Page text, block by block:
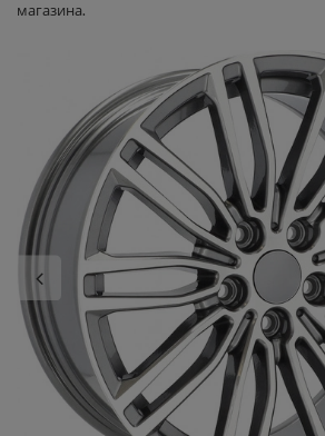
магазина.